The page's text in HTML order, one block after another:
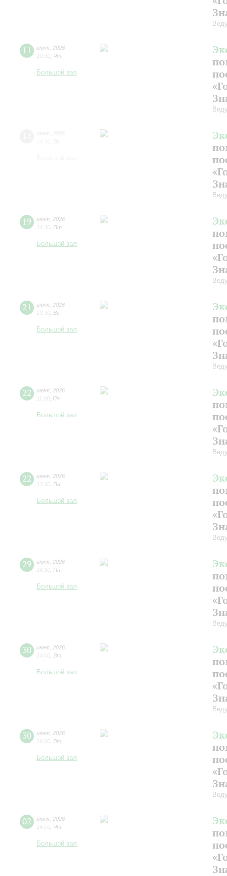
11 июня 2026
10:30 Чт
Большой зал
19 июня 2026
14:30 Пт
Большой зал
21 июня 2026
13:30 Вс
Большой зал
22 июня 2026
11:00 Пн
Большой зал
22 июня 2026
13:30 Пн
Большой зал
29 июня 2026
14:30 Пн
Большой зал
30 июня 2026
14:00 Вт
Большой зал
30 июня 2026
16:30 Вт
Большой зал
02 июля 2026
14:00 Чт
Большой зал